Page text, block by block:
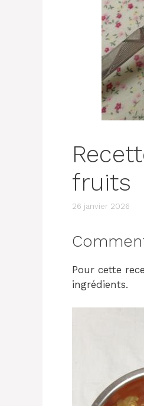
fruits
26 janvier 2026
Pour cette
ingrédients.